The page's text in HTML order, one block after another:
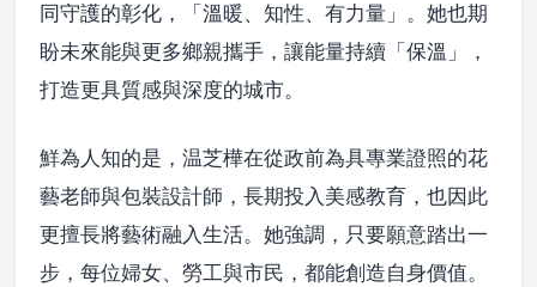
同守護的彰化，「溫暖、知性、有力量」。她也期
盼未來能與更多鄉親攜手，讓能量持續「保溫」，
打造更具質感與深度的城市。
鮮為人知的是，温芝樺在從政前為具專業證照的花
藝老師與包裝設計師，長期投入美感教育，也因此
更擅長將藝術融入生活。她強調，只要願意踏出一
步，每位婦女、勞工與市民，都能創造自身價值。